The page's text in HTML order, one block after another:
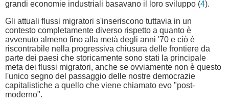
grandi economie industriali basavano il loro sviluppo (4).
Gli attuali flussi migratori s'inseriscono tuttavia in un
contesto completamente diverso rispetto a quanto è
avvenuto almeno fino alla metà degli anni '70 e ciò è
riscontrabile nella progressiva chiusura delle frontiere da
parte dei paesi che storicamente sono stati la principale
meta dei flussi migratori, anche se ovviamente non è questo
l'unico segno del passaggio delle nostre democrazie
capitalistiche a quello che viene chiamato evo "post-
moderno".